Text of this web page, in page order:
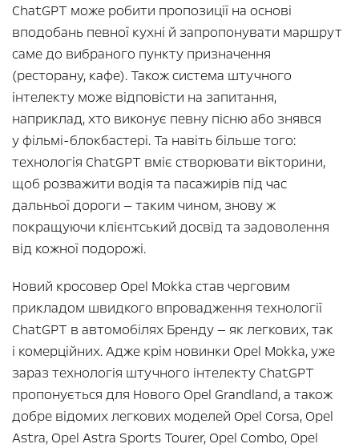
ChatGPT може робити пропозиції на основі
вподобань певної кухні й запропонувати маршрут
саме до вибраного пункту призначення
(ресторану, кафе). Також система штучного
інтелекту може відповісти на запитання,
наприклад, хто виконує певну пісню або знявся
у фільмі-блокбастері. Та навіть більше того:
технологія ChatGPT вміє створювати вікторини,
щоб розважити водія та пасажирів під час
дальньої дороги — таким чином, знову ж
покращуючи клієнтський досвід та задоволення
від кожної подорожі.
Новий кросовер Opel Mokka став черговим
прикладом швидкого впровадження технології
ChatGPT в автомобілях Бренду — як легкових, так
і комерційних. Адже крім новинки Opel Mokka, уже
зараз технологія штучного інтелекту ChatGPT
пропонується для Нового Opel Grandland, а також
добре відомих легкових моделей Opel Corsa, Opel
Astra, Opel Astra Sports Tourer, Opel Combo, Opel